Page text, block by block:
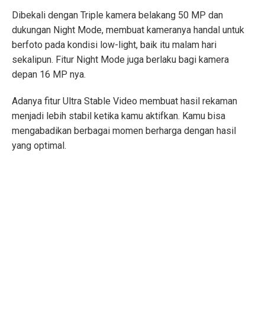
Dibekali dengan Triple kamera belakang 50 MP dan
dukungan Night Mode, membuat kameranya handal untuk
berfoto pada kondisi low-light, baik itu malam hari
sekalipun. Fitur Night Mode juga berlaku bagi kamera
depan 16 MP nya.
Adanya fitur Ultra Stable Video membuat hasil rekaman
menjadi lebih stabil ketika kamu aktifkan. Kamu bisa
mengabadikan berbagai momen berharga dengan hasil
yang optimal.